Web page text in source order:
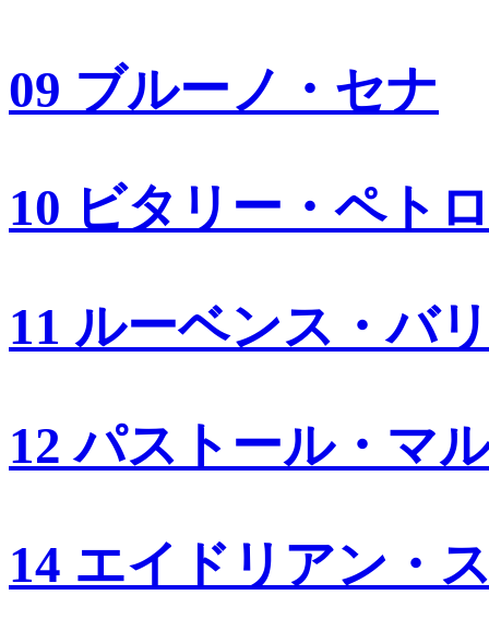
09 ブルーノ・セナ
10 ビタリー・ペト
11 ルーベンス・バ
12 パストール・マ
14 エイドリアン・